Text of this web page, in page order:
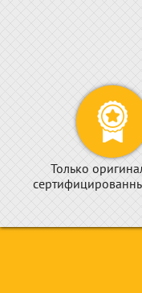
Только